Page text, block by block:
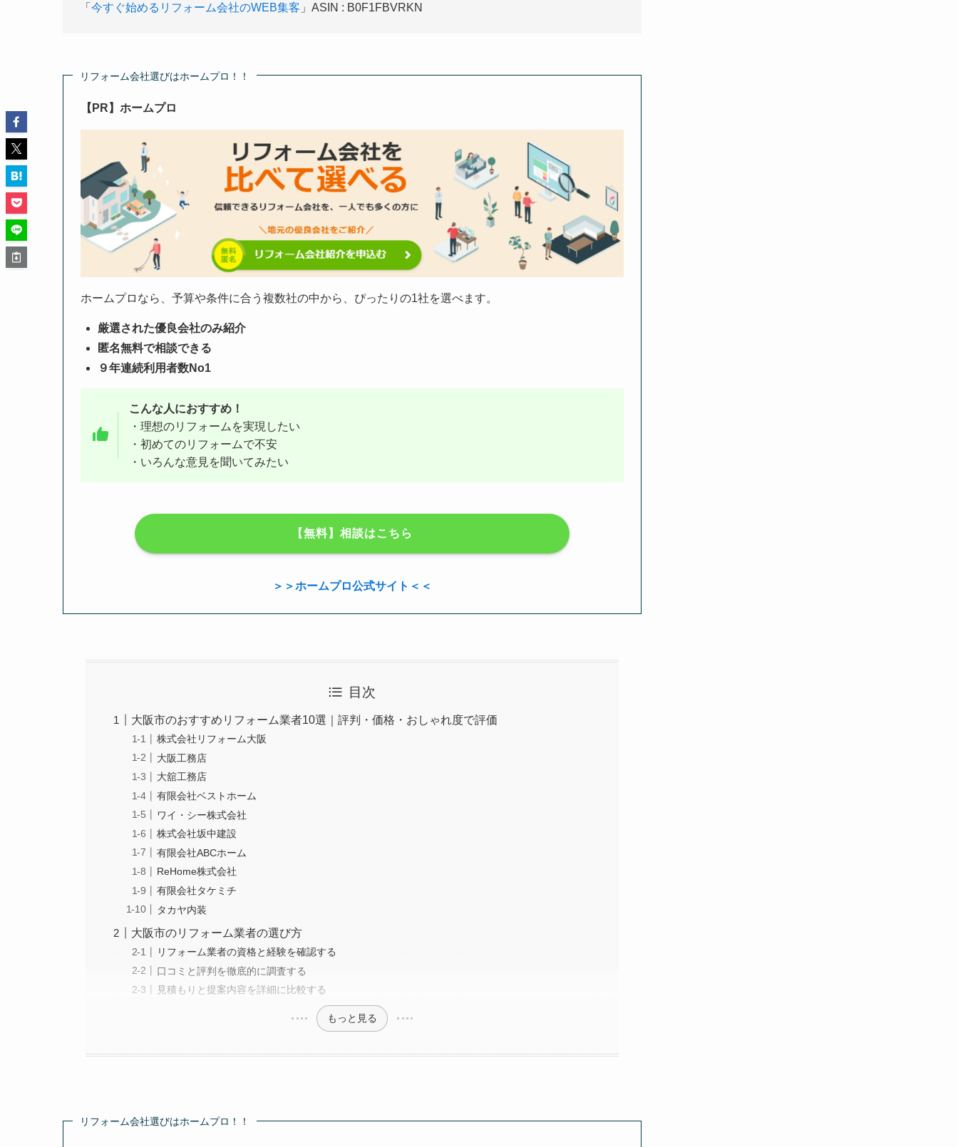
「 今すぐ始めるリフォーム会社のWEB集客 」ASIN ‏:‎ B0F1FBVRKN
リフォーム会社選びはホームプロ！！
【PR】ホームプロ
ホームプロなら、予算や条件に合う複数社の中から、ぴったりの1社を選べます。
厳選された優良会社のみ紹介
匿名無料で相談できる
９年連続利用者数No1
こんな人におすすめ！
・理想のリフォームを実現したい
・初めてのリフォームで不安
・いろんな意見を聞いてみたい
【無料】相談はこちら
＞＞ホームプロ公式サイト＜＜
目次
大阪市のおすすめリフォーム業者10選｜評判・価格・おしゃれ度で評価
株式会社リフォーム大阪
大阪工務店
大舘工務店
有限会社ベストホーム
ワイ・シー株式会社
株式会社坂中建設
有限会社ABCホーム
ReHome株式会社
有限会社タケミチ
タカヤ内装
大阪市のリフォーム業者の選び方
リフォーム業者の資格と経験を確認する
口コミと評判を徹底的に調査する
見積もりと提案内容を詳細に比較する
もっと見る
リフォーム会社選びはホームプロ！！